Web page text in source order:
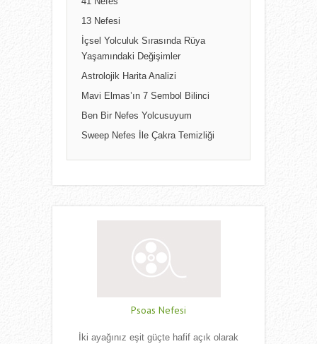
13 Nefesi
İçsel Yolculuk Sırasında Rüya
Yaşamındaki Değişimler
Astrolojik Harita Analizi
Mavi Elmas’ın 7 Sembol Bilinci
Ben Bir Nefes Yolcusuyum
Sweep Nefes İle Çakra Temizliği
Psoas Nefesi
İki ayağınız eşit güçte hafif açık olarak